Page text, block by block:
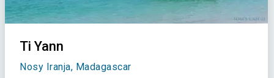
Ti Yann
Nosy Iranja, Madagascar